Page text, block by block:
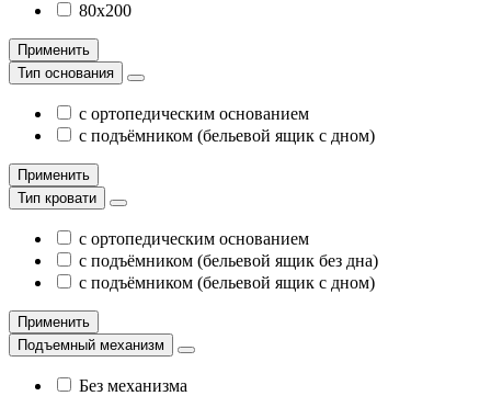
80х200
Применить
Тип основания
с ортопедическим основанием
с подъёмником (бельевой ящик с дном)
Применить
Тип кровати
с ортопедическим основанием
с подъёмником (бельевой ящик без дна)
с подъёмником (бельевой ящик с дном)
Применить
Подъемный механизм
Без механизма